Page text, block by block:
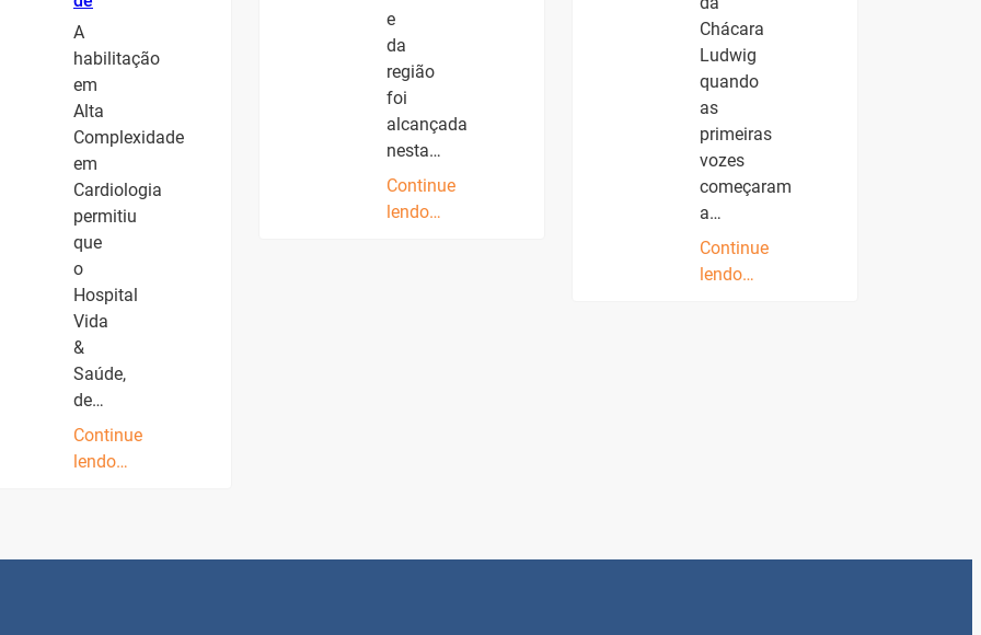
A
habilitação
em
Alta
Complexidade
em
Cardiologia
permitiu
que
o
Hospital
Vida
&
Saúde,
de…
Continue
lendo…
e
da
região
foi
alcançada
nesta…
Continue
lendo…
Chácara
Ludwig
quando
as
primeiras
vozes
começaram
a…
Continue
lendo…